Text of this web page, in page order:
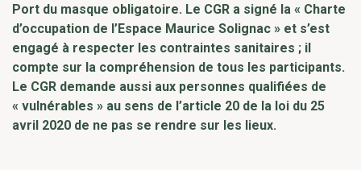
Port du masque obligatoire. Le CGR a signé la « Charte
d’occupation de l’Espace Maurice Solignac » et s’est
engagé à respecter les contraintes sanitaires ; il
compte sur la compréhension de tous les participants.
Le CGR demande aussi aux personnes qualifiées de
« vulnérables » au sens de l’article 20 de la loi du 25
avril 2020 de ne pas se rendre sur les lieux.